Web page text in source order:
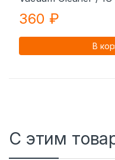
360 ₽
В
С этим